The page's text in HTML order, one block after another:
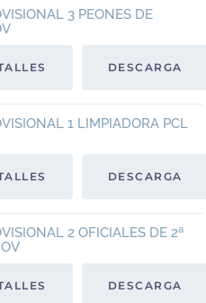
3 PEONES DE
DESCARGA
1 LIMPIADORA PCL
DESCARGA
2 OFICIALES DE 2ª
DESCARGA